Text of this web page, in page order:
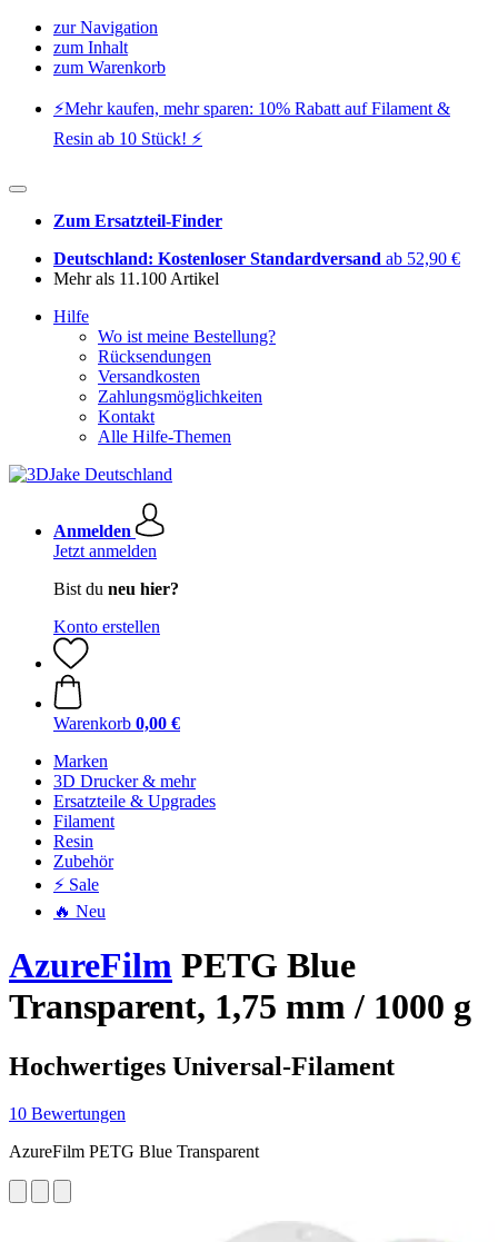
zur Navigation
zum Inhalt
zum Warenkorb
⚡️Mehr kaufen, mehr sparen: 10% Rabatt auf Filament &
Resin ab 10 Stück! ⚡️
Zum Ersatzteil-Finder
Deutschland: Kostenloser Standardversand ab 52,90 €
Mehr als 11.100 Artikel
Hilfe
Wo ist meine Bestellung?
Rücksendungen
Versandkosten
Zahlungsmöglichkeiten
Kontakt
Alle Hilfe-Themen
Anmelden
Jetzt anmelden
Bist du neu hier?
Konto erstellen
Warenkorb 0,00 €
Marken
3D Drucker & mehr
Ersatzteile & Upgrades
Filament
Resin
Zubehör
⚡ Sale
🔥 Neu
AzureFilm PETG Blue
Transparent, 1,75 mm / 1000 g
Hochwertiges Universal-Filament
10 Bewertungen
AzureFilm PETG Blue Transparent